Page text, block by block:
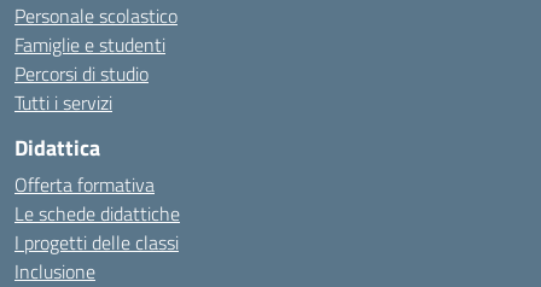
Personale scolastico
Famiglie e studenti
Percorsi di studio
Tutti i servizi
Didattica
Offerta formativa
Le schede didattiche
I progetti delle classi
Inclusione